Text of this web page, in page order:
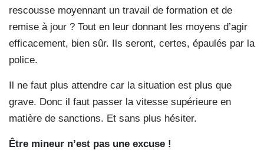
rescousse moyennant un travail de formation et de
remise à jour ? Tout en leur donnant les moyens d’agir
efficacement, bien sûr. Ils seront, certes, épaulés par la
police.
Il ne faut plus attendre car la situation est plus que
grave. Donc il faut passer la vitesse supérieure en
matière de sanctions. Et sans plus hésiter.
Être mineur n’est pas une excuse !